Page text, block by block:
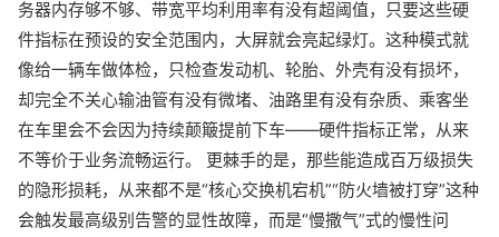
务器内存够不够、带宽平均利用率有没有超阈值，只要这些硬
件指标在预设的安全范围内，大屏就会亮起绿灯。这种模式就
像给一辆车做体检，只检查发动机、轮胎、外壳有没有损坏，
却完全不关心输油管有没有微堵、油路里有没有杂质、乘客坐
在车里会不会因为持续颠簸提前下车——硬件指标正常，从来
不等价于业务流畅运行。 更棘手的是，那些能造成百万级损失
的隐形损耗，从来都不是“核心交换机宕机”“防火墙被打穿”这种
会触发最高级别告警的显性故障，而是“慢撒气”式的慢性问